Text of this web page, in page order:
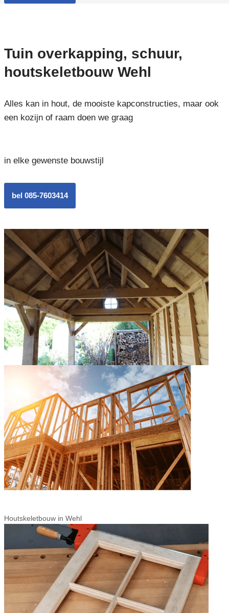
Tuin overkapping, schuur,
houtskeletbouw Wehl
Alles kan in hout, de mooiste kapconstructies, maar ook
een kozijn of raam doen we graag
in elke gewenste bouwstijl
bel 085-7603414
Houtskeletbouw in Wehl